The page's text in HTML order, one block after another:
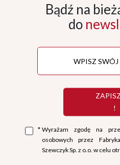
Bądź na
do
!
* Wyrażam zgodę na
osobowych przez
Szewczyk Sp. z o.o. w celu